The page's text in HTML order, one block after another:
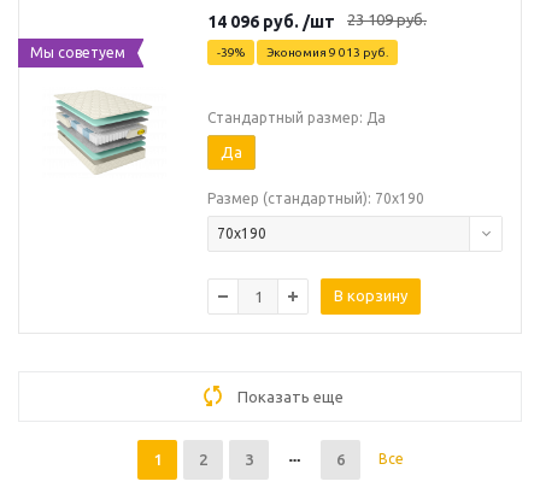
Мы советуем
14 096 руб. /шт 23 109руб.
-39% Экономия 9 013 руб.
Стандартный размер: Да
Да
Размер (стандартный): 70х190
70х190
В корзину
Показать еще
1 2 3 6 Все